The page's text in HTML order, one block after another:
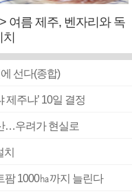
여름 제주, 벤자리와 독
선다(종합)
제주냐’ 10일 결정
…우려가 현실로
팜 1000㏊까지 늘린다